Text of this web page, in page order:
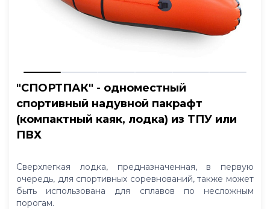
"СПОРТПАК" - одноместный
спортивный надувной пакрафт
(компактный каяк, лодка) из ТПУ или
ПВХ
Сверхлегкая лодка, предназначенная, в первую
очередь, для спортивных соревнований, также может
быть использована для сплавов по несложным
порогам.